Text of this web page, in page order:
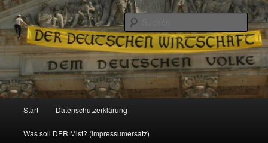
Reizzentrum
Politik, Wirtschaft, Soziales und Gesellschaft
Zum
Inhalt
Zum
sekundären
Start Datenschutzerklärung
Was soll DER Mist? (Impressumersatz)